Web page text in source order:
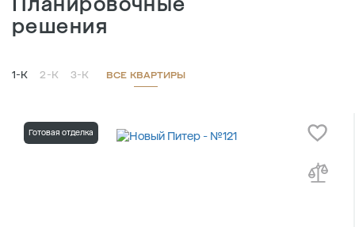
решения
1-К 2-К 3-К ВСЕ КВАРТИРЫ
Готовая отделка